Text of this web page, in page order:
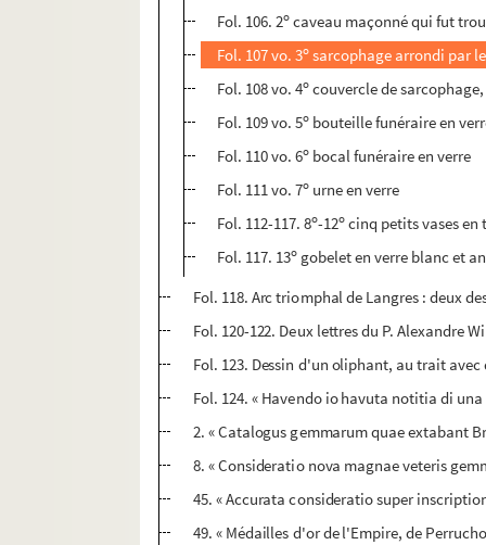
Fol. 106. 2o caveau maçonné qui fut
Fol. 107 vo. 3o sarcophage arrondi par
Fol. 108 vo. 4o couvercle de
Fol. 109 vo. 5o bouteille funéraire en
Fol. 110 vo. 6o bocal funéraire en verre
Fol. 111 vo. 7o urne en verre
Fol. 112-117. 8o-12o cinq petits vases en
Fol. 117. 13o gobelet en verre blanc et
Fol. 118. Arc triomphal de Langres : deux
Fol. 120-122. Deux lettres du P. Alexandre
Fol. 123. Dessin d'un oliphant, au trait
Fol. 124. « Havendo io havuta notitia di
2. « Catalogus gemmarum quae extabant
8. « Consideratio nova magnae veteris
45. « Accurata consideratio super
49. « Médailles d'or de l'Empire, de